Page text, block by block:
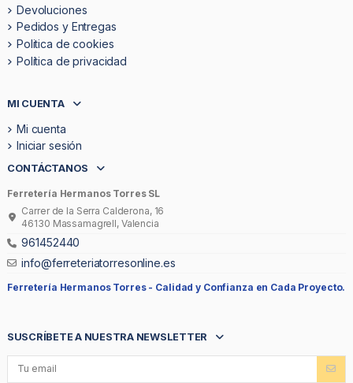
Devoluciones
Pedidos y Entregas
Politica de cookies
Política de privacidad
MI CUENTA
Mi cuenta
Iniciar sesión
CONTÁCTANOS
Ferretería Hermanos Torres SL
Carrer de la Serra Calderona, 16
46130 Massamagrell, Valencia
961452440
info@ferreteriatorresonline.es
Ferretería Hermanos Torres - Calidad y Confianza en Cada Proyecto.
SUSCRÍBETE A NUESTRA NEWSLETTER